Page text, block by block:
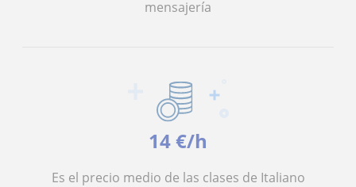
mensajería
14 €/h
Es el precio medio de las clases de Italiano